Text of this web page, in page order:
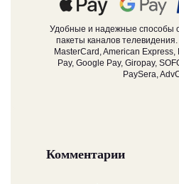
Удобные и надежные способы
пакеты каналов
MasterCard, American
Pay, Google Pay, Giropay,
PaySera,
Комментарии